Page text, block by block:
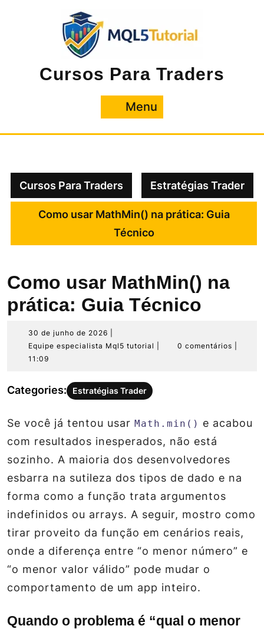
Cursos Para Traders
Menu
Cursos Para Traders Estratégias Trader
Como usar MathMin() na prática: Guia
Técnico
Como usar MathMin() na
prática: Guia Técnico
30 de junho de 2026
de
2026
Equipe especialista Mql5 tutorial
Equipe0 comentários
11:09
Categories: Estratégias Trader
Se você já tentou usar Math.min() e acabou
com resultados inesperados, não está
sozinho. A maioria dos desenvolvedores
esbarra na sutileza dos tipos de dado e na
forma como a função trata argumentos
indefinidos ou arrays. A seguir, mostro como
tirar proveito da função em cenários reais,
onde a diferença entre “o menor número” e
“o menor valor válido” pode mudar o
comportamento de um app inteiro.
Quando o problema é “qual o menor